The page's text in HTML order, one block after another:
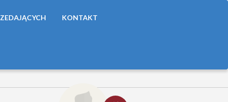
KONTAKT